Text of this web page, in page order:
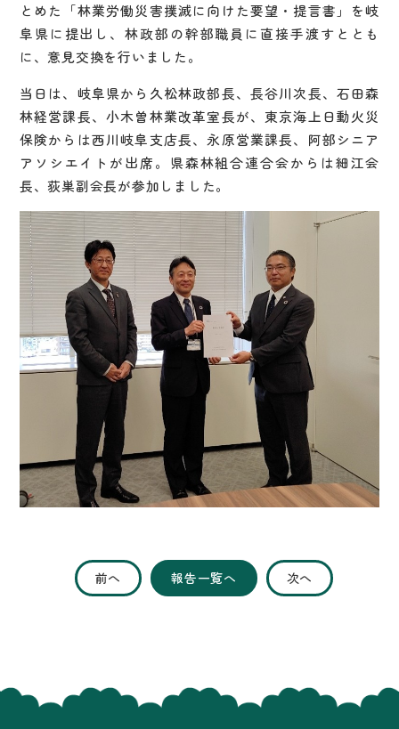
とめた「林業労働災害撲滅に向けた要望・提言書」を岐
阜県に提出し、林政部の幹部職員に直接手渡すととも
に、意見交換を行いました。
当日は、岐阜県から久松林政部長、長谷川次長、石田森
林経営課長、小木曽林業改革室長が、東京海上日動火災
保険からは西川岐阜支店長、永原営業課長、阿部シニア
アソシエイトが出席。県森林組合連合会からは細江会
長、荻巣副会長が参加しました。
前へ 報告一覧へ 次へ